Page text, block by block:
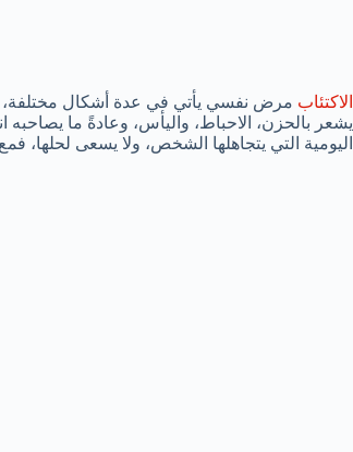
الاكتئاب مرض نفسي يأتي في عدة أشكال
يشعر بالحزن، الاحباط، واليأس، وعادةً ما يصاحبه
اليومية التي يتجاهلها الشخص، ولا يسعى لحلها،